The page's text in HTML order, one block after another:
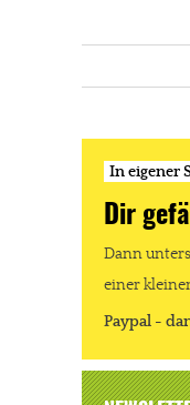
In eigener
Dir
Dann
einer
Paypal -